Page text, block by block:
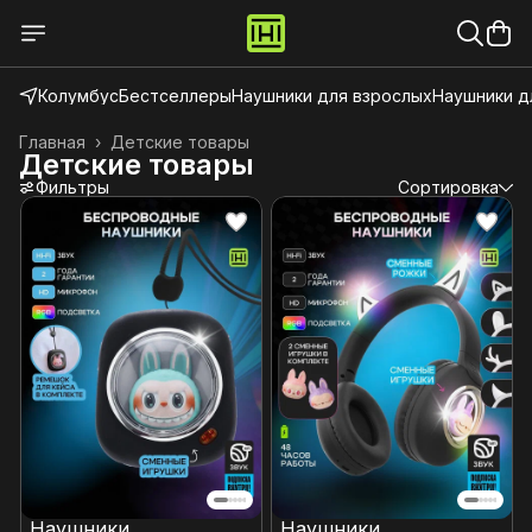
КолумбусБестселлерыНаушники для взрослыхНаушники
Детские товары
Главная ›
Детские товары
Фильтры Сортировка